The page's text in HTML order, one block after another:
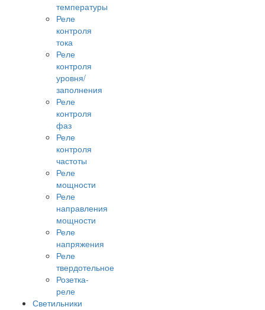
температуры
Реле
контроля
тока
Реле
контроля
уровня/
заполнения
Реле
контроля
фаз
Реле
контроля
частоты
Реле
мощности
Реле
направления
мощности
Реле
напряжения
Реле
твердотельное
Розетка-
реле
Светильники